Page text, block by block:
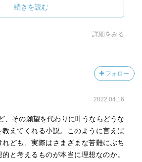
続きを読む
詳細をみる
フォロー
2022.04.16
、その願望を代わりに叶うならどうな
教えてくれる小説。このように言えば
ども、実際はさまざまな苦難にぶち
と考えるものが本当に理想なのか。